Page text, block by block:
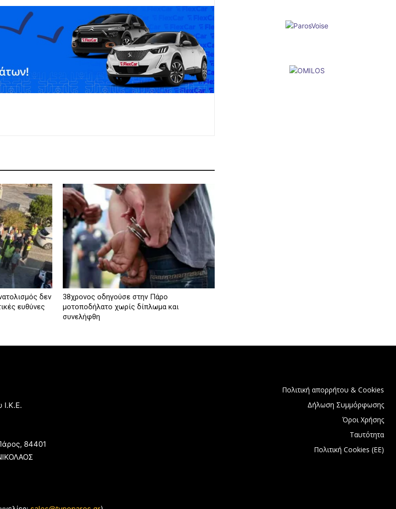
δεν
ευθύνες
38χρονος οδηγούσε στην Πάρο
μοτοποδήλατο χωρίς δίπλωμα και
συνελήφθη
Ι.Κ.Ε.
84401
Πολιτική απορρήτου & Cookies
Δήλωση Συμμόρφωσης
Όροι Χρήσης
Ταυτότητα
Πολιτική Cookies (ΕΕ)